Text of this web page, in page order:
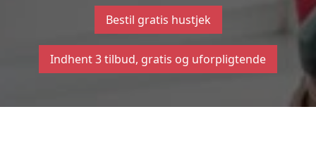
Bestil gratis hustjek
Indhent 3 tilbud, gratis og uforpligtende